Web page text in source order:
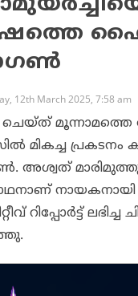
12th March 2025, 7:58 am
ചെയ്ത്
മികച്ച പ്രകടനം
അശ്വത് മാരിമുത്തു
റിപ്പോര്‍ട്ട്